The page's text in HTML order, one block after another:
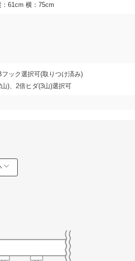
：61cm 横：75cm
ック選択可(取りつけ済み)
)、2倍ヒダ(3山)選択可